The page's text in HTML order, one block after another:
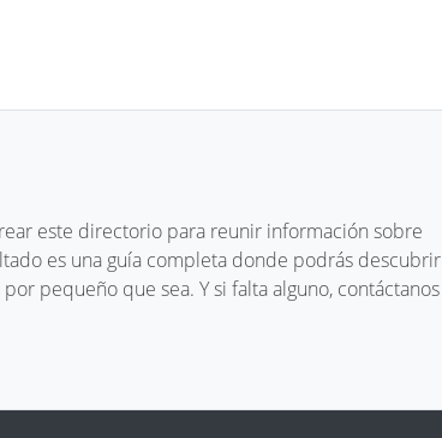
este directorio para reunir información sobre
es una guía completa donde podrás descubrir
pequeño que sea. Y si falta alguno, contáctanos